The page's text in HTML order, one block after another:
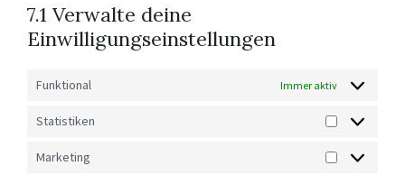
7.1 Verwalte deine
Einwilligungseinstellungen
Funktional Immer aktiv
Statistiken STATISTIKEN
Marketing MARKETING